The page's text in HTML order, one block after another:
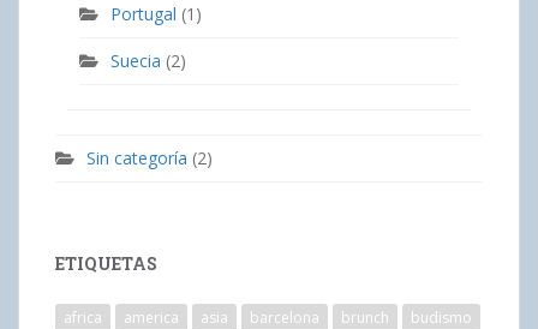
Portugal (1)
Suecia (2)
Sin categoría (2)
ETIQUETAS
africa america asia barcelona brunch
budismo